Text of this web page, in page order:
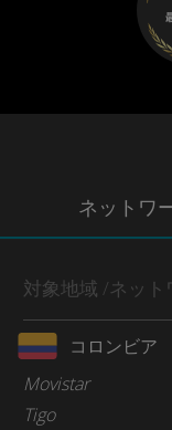
ネットワ
対象地域 /ネット
コロンビア
Movistar
Tigo